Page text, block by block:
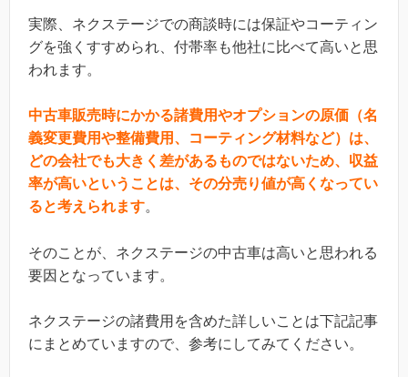
実際、ネクステージでの商談時には保証やコーティン
グを強くすすめられ、付帯率も他社に比べて高いと思
われます。
中古車販売時にかかる諸費用やオプションの原価（名
義変更費用や整備費用、コーティング材料など）は、
どの会社でも大きく差があるものではないため、収益
率が高いということは、その分売り値が高くなってい
ると考えられます。
そのことが、ネクステージの中古車は高いと思われる
要因となっています。
ネクステージの諸費用を含めた詳しいことは下記記事
にまとめていますので、参考にしてみてください。